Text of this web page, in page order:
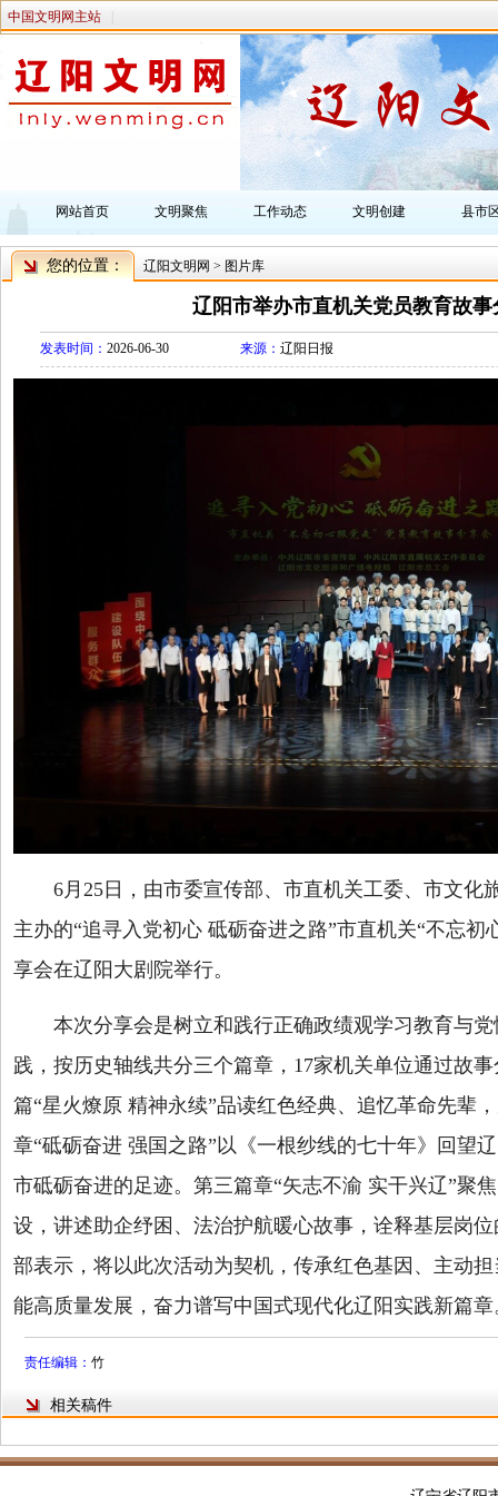
中国文明网主站
网站首页 文明聚焦 工作动态 文明创建 县市
您的位置： 辽阳文明网 > 图片库
辽阳市举办市直机关党员教育故事
发表时间： 2026-06-30 来源： 辽阳日报
6月25日，由市委宣传部、市直机关工委、市文化
主办的“追寻入党初心 砥砺奋进之路”市直机关“不忘初
享会在辽阳大剧院举行。
本次分享会是树立和践行正确政绩观学习教育与党
践，按历史轴线共分三个篇章，17家机关单位通过故
篇“星火燎原 精神永续”品读红色经典、追忆革命先辈
章“砥砺奋进 强国之路”以《一根纱线的七十年》回望
市砥砺奋进的足迹。第三篇章“矢志不渝 实干兴辽”聚
设，讲述助企纾困、法治护航暖心故事，诠释基层岗
部表示，将以此次活动为契机，传承红色基因、主动
能高质量发展，奋力谱写中国式现代化辽阳实践新篇章
责任编辑： 竹
相关稿件